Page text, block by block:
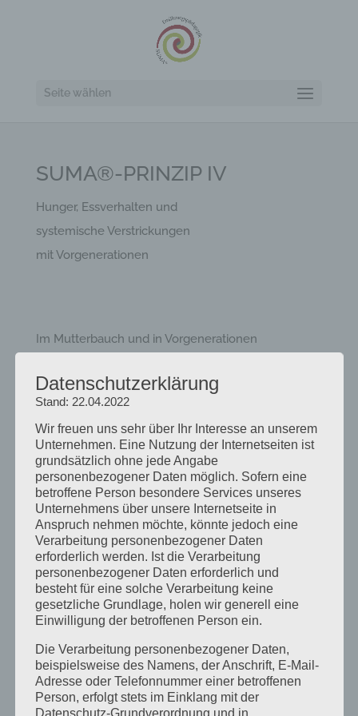
Seite wählen
SUMA®-PRINZIP IV
Hunger, Essverhalten und
systemische Verstrickungen
mit Vorgenerationen
Im Mutterbauch und in Vorgenerationen
sich manchmal symptomatisch in heutigen
Nachfahren als Übergewicht,
Magersucht.
Fazit: Phänomenologische
Systemaufstellungsmethoden bringen
Ursachen von Übergewicht oder Magersucht
ans Licht
Generationsübergreifende Aspekte im „Konfliktfeld
Ernährung“ erkennen und mit
phänomenologischen Systemaufstellungen
harmonisieren.
Datenschutzerklärung
Stand: 22.04.2022
Wir freuen uns sehr über Ihr Interesse an unserem
Unternehmen. Eine Nutzung der Internetseiten ist
grundsätzlich ohne jede Angabe
personenbezogener Daten möglich. Sofern eine
betroffene Person besondere Services unseres
Unternehmens über unsere Internetseite in
Anspruch nehmen möchte, könnte jedoch eine
Verarbeitung personenbezogener Daten
erforderlich werden. Ist die Verarbeitung
personenbezogener Daten erforderlich und
besteht für eine solche Verarbeitung keine
gesetzliche Grundlage, holen wir generell eine
Einwilligung der betroffenen Person ein.
Die Verarbeitung personenbezogener Daten,
beispielsweise des Namens, der Anschrift, E-Mail-
Adresse oder Telefonnummer einer betroffenen
Person, erfolgt stets im Einklang mit der
Datenschutz-Grundverordnung und in